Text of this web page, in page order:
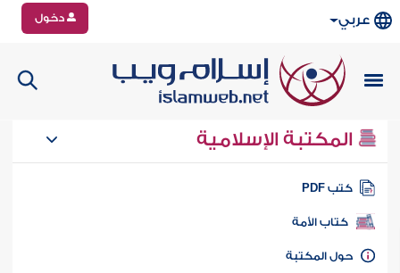
عربي دخول
المكتبة الإسلامية
كتب PDF
كتاب الأمة